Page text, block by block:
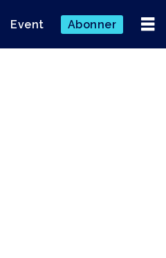
Event Abonner